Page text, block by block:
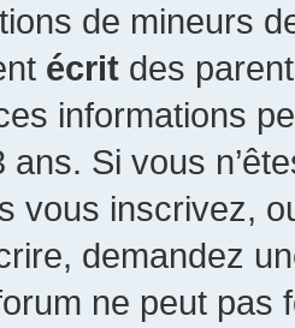
de mineurs
écrit des
informations
ans. Si vous
vous inscrivez,
demandez
ne peut